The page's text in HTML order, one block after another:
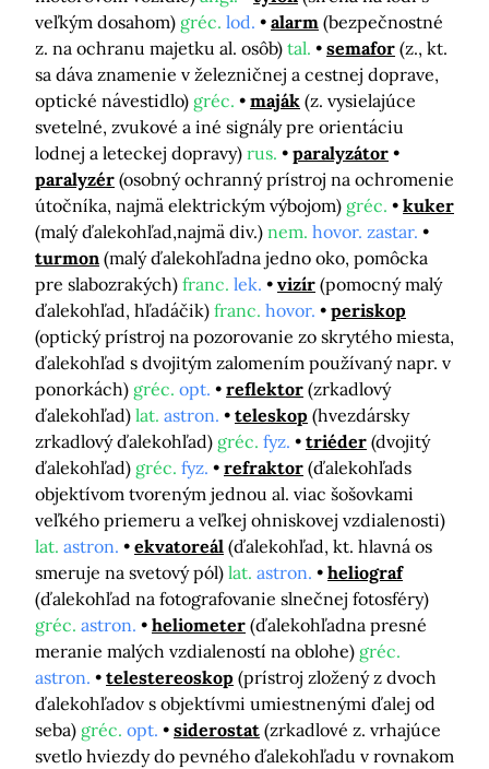
veľkým dosahom) gréc. lod. alarm (bezpečnostné
z. na ochranu majetku al. osôb) tal. semafor (z., kt.
sa dáva znamenie v železničnej a cestnej doprave,
optické návestidlo) gréc. maják (z. vysielajúce
svetelné, zvukové a iné signály pre orientáciu
lodnej a leteckej dopravy) rus.
paralyzátor
paralyzér (osobný ochranný prístroj na ochromenie
útočníka, najmä elektrickým výbojom) gréc.
kuker
(malý ďalekohľad,najmä div.) nem. hovor. zastar.
turmon (malý ďalekohľadna jedno oko, pomôcka
pre slabozrakých) franc. lek. vizír (pomocný malý
ďalekohľad, hľadáčik) franc. hovor.
periskop
(optický prístroj na pozorovanie zo skrytého miesta,
ďalekohľad s dvojitým zalomením používaný napr. v
ponorkách) gréc. opt. reflektor (zrkadlový
ďalekohľad) lat. astron. teleskop (hvezdársky
zrkadlový ďalekohľad) gréc. fyz. triéder (dvojitý
ďalekohľad) gréc. fyz. refraktor (ďalekohľads
objektívom tvoreným jednou al. viac šošovkami
veľkého priemeru a veľkej ohniskovej vzdialenosti)
lat. astron. ekvatoreál (ďalekohľad, kt. hlavná os
smeruje na svetový pól) lat. astron.
heliograf
(ďalekohľad na fotografovanie slnečnej fotosféry)
gréc. astron. heliometer (ďalekohľadna presné
meranie malých vzdialeností na oblohe) gréc.
astron.
telestereoskop (prístroj zložený z dvoch
ďalekohľadov s objektívmi umiestnenými ďalej od
seba) gréc. opt. siderostat (zrkadlové z. vrhajúce
svetlo hviezdy do pevného ďalekohľadu v rovnakom